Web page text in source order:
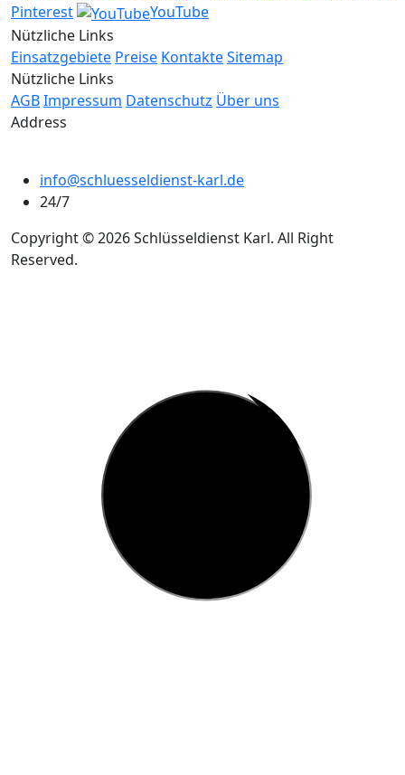
Pinterest
YouTube
Nützliche Links
Einsatzgebiete Preise KontakteSitemap
Nützliche Links
AGBImpressum Datenschutz Über uns
Address
info@schluesseldienst-karl.de
24/7
Copyright © 2026 Schlüsseldienst Karl. All Right
Reserved.